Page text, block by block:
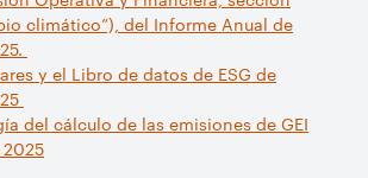
climático”), del Informe Anual de
y el Libro de datos de ESG de
del cálculo de las emisiones de GEI
2025